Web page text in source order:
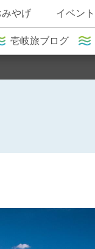
みやげ イベント
壱岐旅ブログ